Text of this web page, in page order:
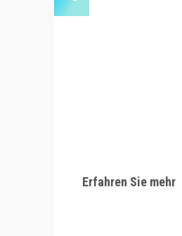
Erfahren Sie mehr